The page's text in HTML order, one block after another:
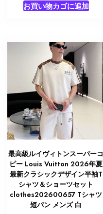
お買い物カゴに追加
最高級ルイヴィトンスーパーコ
ピー Louis Vuitton 2026年夏
最新クラシックデザイン半袖T
シャツ＆ショーツセット
clothes202600657 Tシャツ
短パン メンズ 白